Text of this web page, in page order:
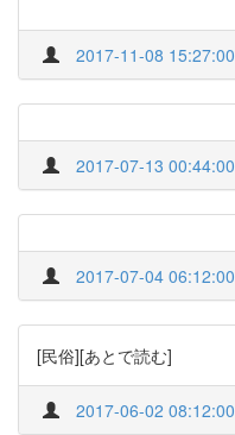
2017-11-08 15:27:00
2017-07-13 00:44:00
2017-07-04 06:12:00
[民俗][あとで読む]
2017-06-02 08:12:00